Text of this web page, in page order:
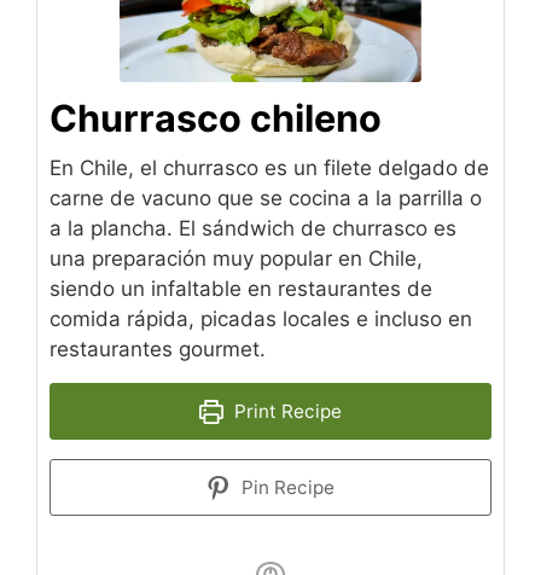
Churrasco chileno
En Chile, el churrasco es un filete delgado de
carne de vacuno que se cocina a la parrilla o
a la plancha. El sándwich de churrasco es
una preparación muy popular en Chile,
siendo un infaltable en restaurantes de
comida rápida, picadas locales e incluso en
restaurantes gourmet.
Print Recipe
Pin Recipe